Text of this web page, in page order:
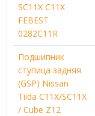
SC11X C11X
FEBEST
0282C11R
Подшипник
ступица задняя
(GSP) Nissan
Tiida C11X/SC11X
/ Сube Z12